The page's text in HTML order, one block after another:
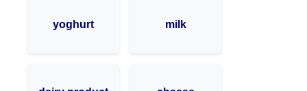
yoghurt milk